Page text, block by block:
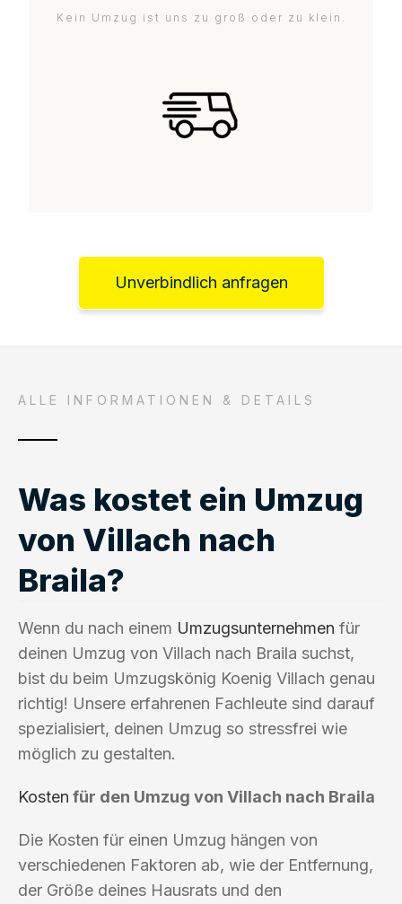
Kein Umzug ist uns zu groß oder zu klein.
Unverbindlich anfragen
ALLE INFORMATIONEN & DETAILS
Was kostet ein Umzug
von Villach nach
Braila?
Wenn du nach einem Umzugsunternehmen für
deinen Umzug von Villach nach Braila suchst,
bist du beim Umzugskönig Koenig Villach genau
richtig! Unsere erfahrenen Fachleute sind darauf
spezialisiert, deinen Umzug so stressfrei wie
möglich zu gestalten.
Kosten für den Umzug von Villach nach Braila
Die Kosten für einen Umzug hängen von
verschiedenen Faktoren ab, wie der Entfernung,
der Größe deines Hausrats und den